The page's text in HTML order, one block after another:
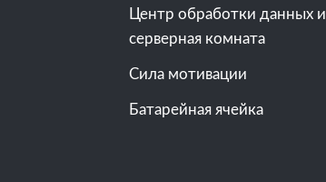
Центр обработки данных и
серверная комната
Сила мотивации
Батарейная ячейка